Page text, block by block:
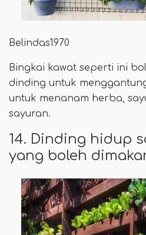
Belindas1970
Bingkai kawat seperti ini
dinding untuk
untuk menanam herba,
sayuran.
14. Dinding hidup
yang boleh